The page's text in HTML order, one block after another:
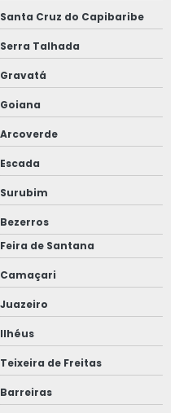
Santa Cruz do Capibaribe
Serra Talhada
Gravatá
Goiana
Arcoverde
Escada
Surubim
Bezerros
Feira de Santana
Camaçari
Juazeiro
Ilhéus
Teixeira de Freitas
Barreiras